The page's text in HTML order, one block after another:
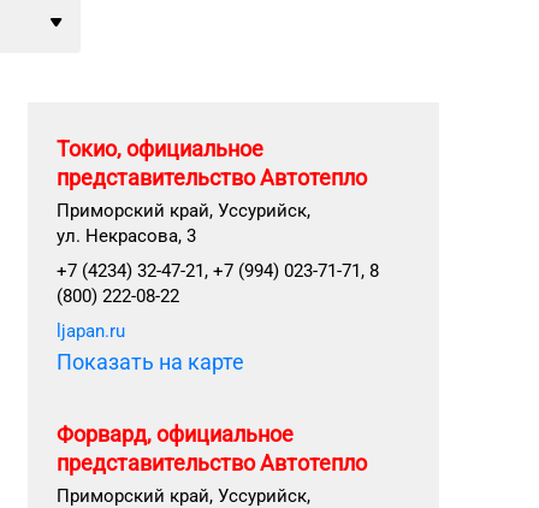
Токио, официальное
представительство Автотепло
Приморский край, Уссурийск,
ул. Некрасова, 3
+7 (4234) 32-47-21, +7 (994) 023-71-71, 8
(800) 222-08-22
ljapan.ru
Показать на карте
Форвард, официальное
представительство Автотепло
Приморский край, Уссурийск,